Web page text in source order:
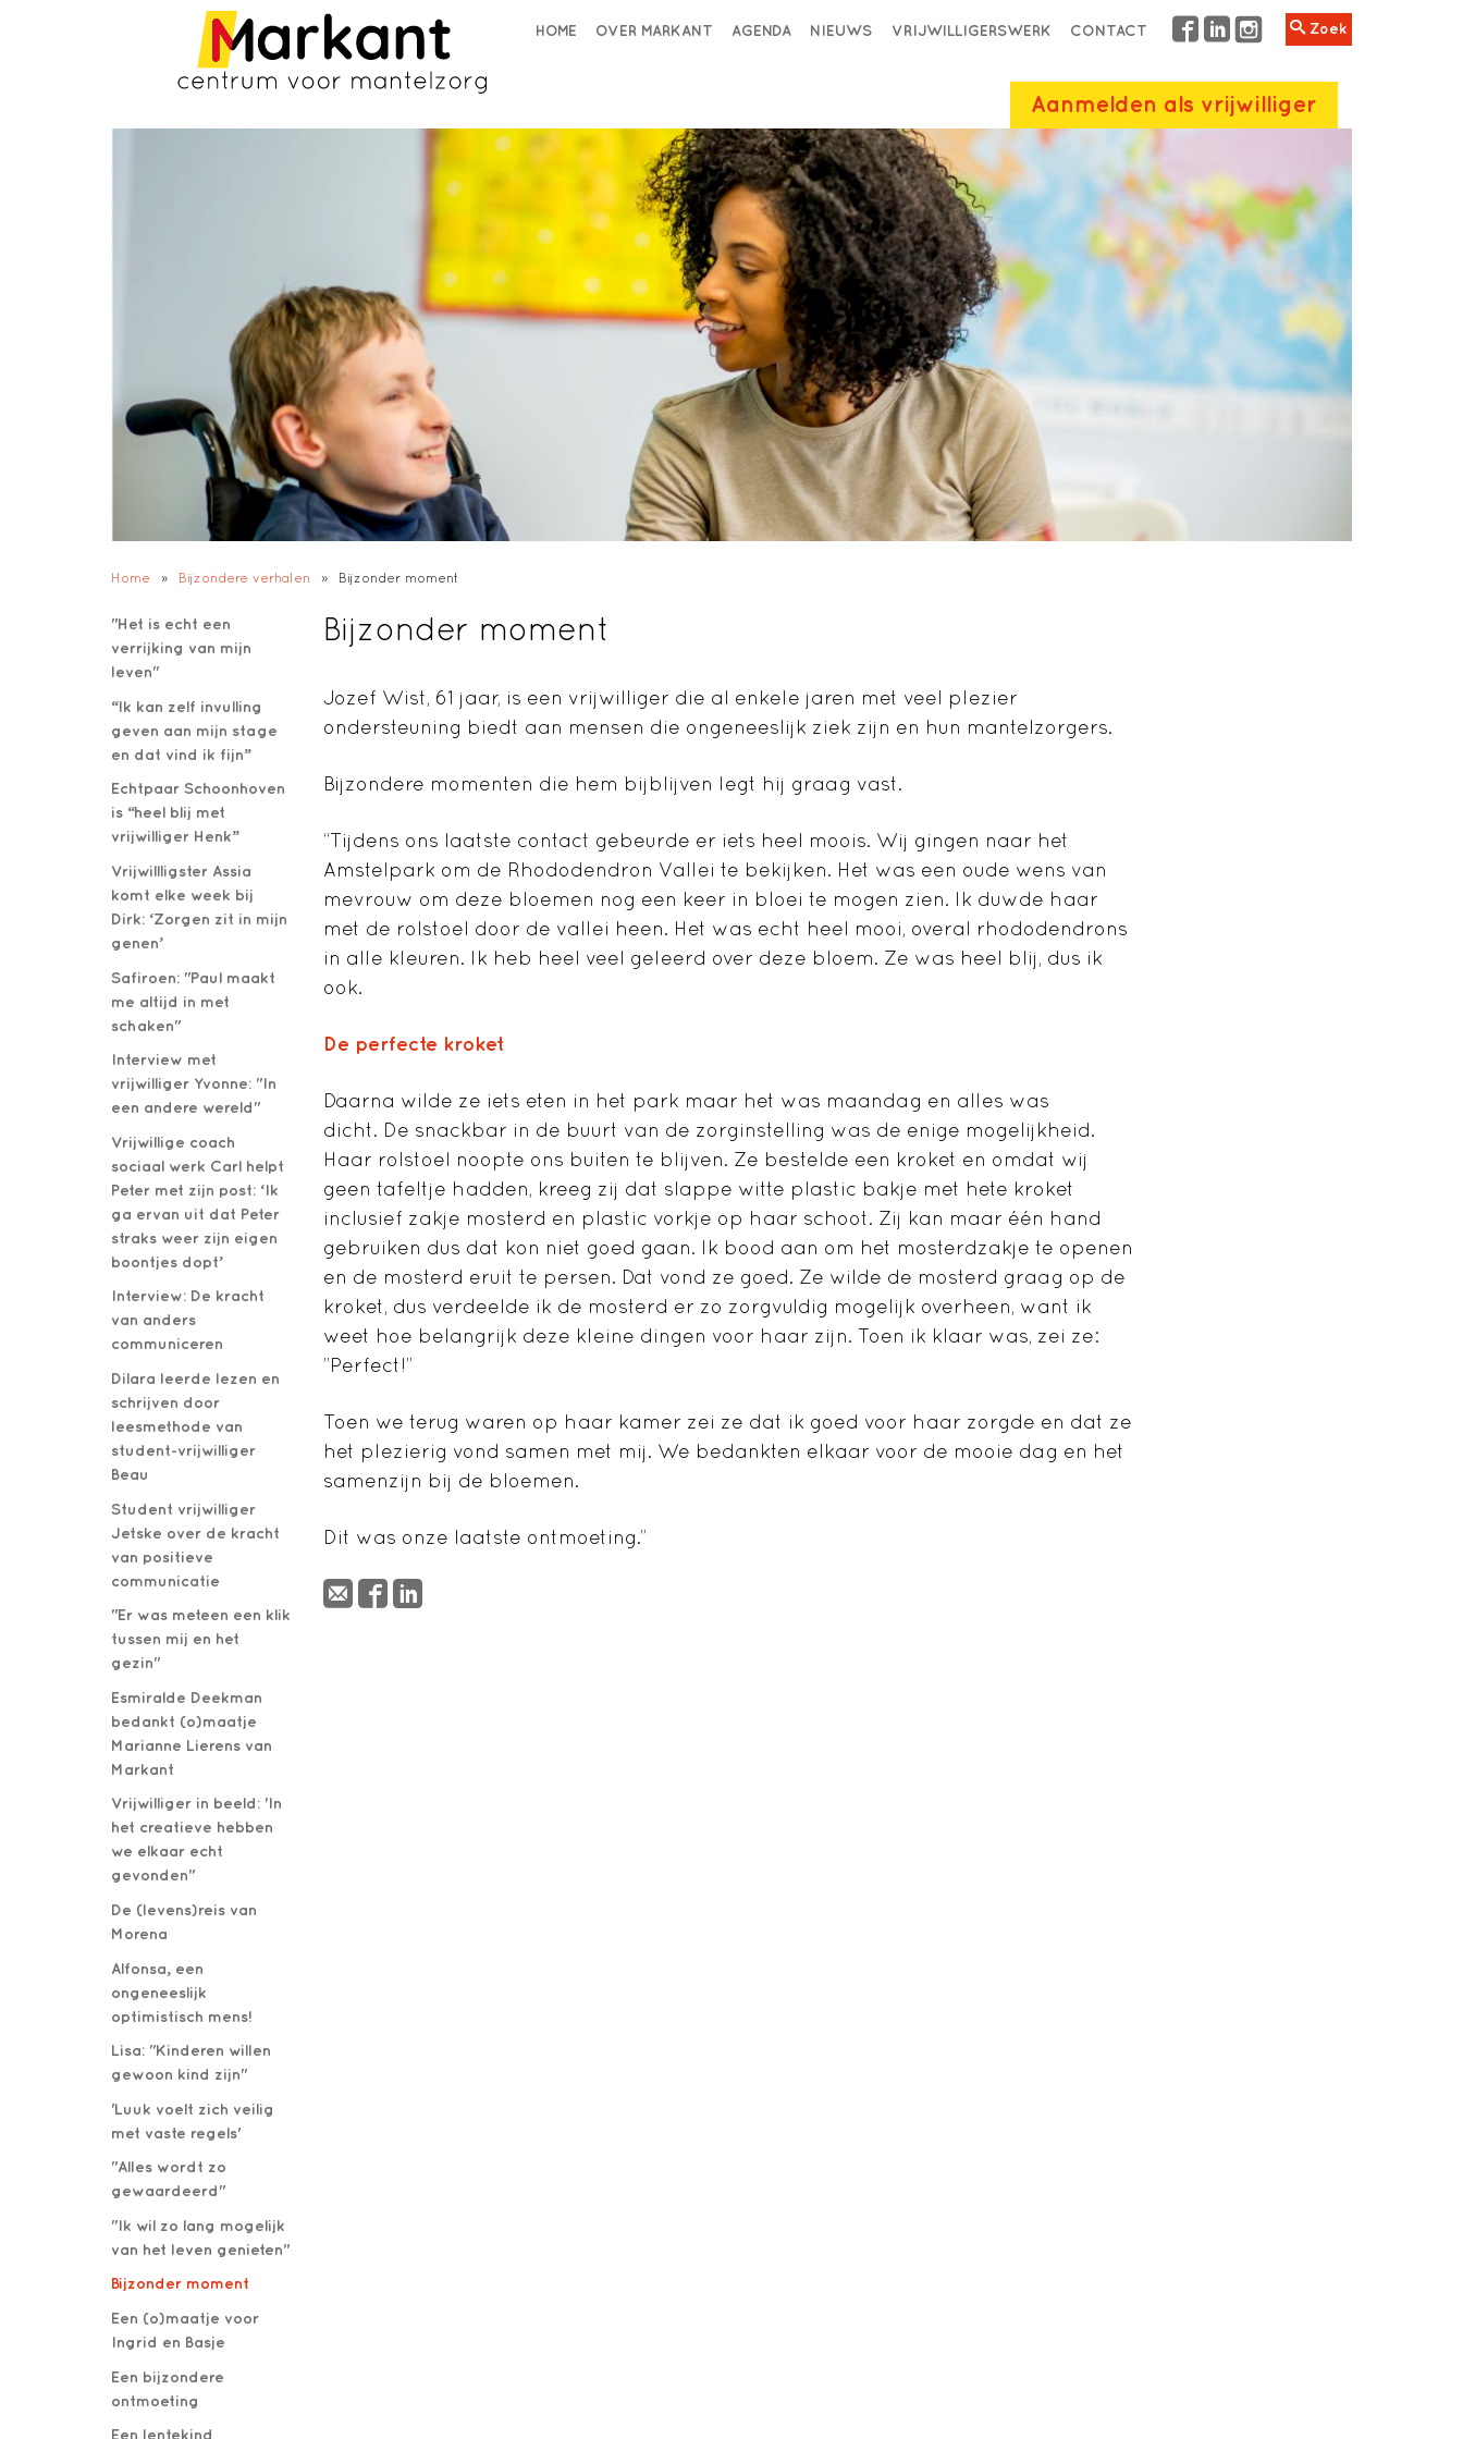
HOME OVER MARKANT AGENDA NIEUWS VRIJWILLIGERSWERK CONTACT Zoek
Aanmelden als vrijwilliger
Home » Bijzondere verhalen » Bijzonder moment
"Het is echt een
verrijking van mijn
leven"
“Ik kan zelf invulling
geven aan mijn stage
en dat vind ik fijn”
Echtpaar Schoonhoven
is “heel blij met
vrijwilliger Henk”
Vrijwillligster Assia
komt elke week bij
Dirk: ‘Zorgen zit in mijn
genen’
Safiroen: "Paul maakt
me altijd in met
schaken"
Interview met
vrijwilliger Yvonne: "In
een andere wereld"
Vrijwillige coach
sociaal werk Carl helpt
Peter met zijn post: ‘Ik
ga ervan uit dat Peter
straks weer zijn eigen
boontjes dopt’
Interview: De kracht
van anders
communiceren
Dilara leerde lezen en
schrijven door
leesmethode van
student-vrijwilliger
Beau
Student vrijwilliger
Jetske over de kracht
van positieve
communicatie
"Er was meteen een klik
tussen mij en het
gezin"
Esmiralde Deekman
bedankt (o)maatje
Marianne Lierens van
Markant
Vrijwilliger in beeld: 'In
het creatieve hebben
we elkaar echt
gevonden"
De (levens)reis van
Morena
Alfonsa, een
ongeneeslijk
optimistisch mens!
Lisa: "Kinderen willen
gewoon kind zijn"
'Luuk voelt zich veilig
met vaste regels'
"Alles wordt zo
gewaardeerd"
"Ik wil zo lang mogelijk
van het leven genieten"
Bijzonder moment
Een (o)maatje voor
Ingrid en Basje
Een bijzondere
ontmoeting
Een lentekind
Bijzonder moment
Jozef Wist, 61 jaar, is een vrijwilliger die al enkele jaren met veel plezier
ondersteuning biedt aan mensen die ongeneeslijk ziek zijn en hun mantelzorgers.
Bijzondere momenten die hem bijblijven legt hij graag vast.
“Tijdens ons laatste contact gebeurde er iets heel moois. Wij gingen naar het
Amstelpark om de Rhododendron Vallei te bekijken. Het was een oude wens van
mevrouw om deze bloemen nog een keer in bloei te mogen zien. Ik duwde haar
met de rolstoel door de vallei heen. Het was echt heel mooi, overal rhododendrons
in alle kleuren. Ik heb heel veel geleerd over deze bloem. Ze was heel blij, dus ik
ook.
De perfecte kroket
Daarna wilde ze iets eten in het park maar het was maandag en alles was
dicht. De snackbar in de buurt van de zorginstelling was de enige mogelijkheid.
Haar rolstoel noopte ons buiten te blijven. Ze bestelde een kroket en omdat wij
geen tafeltje hadden, kreeg zij dat slappe witte plastic bakje met hete kroket
inclusief zakje mosterd en plastic vorkje op haar schoot. Zij kan maar één hand
gebruiken dus dat kon niet goed gaan. Ik bood aan om het mosterdzakje te openen
en de mosterd eruit te persen. Dat vond ze goed. Ze wilde de mosterd graag op de
kroket, dus verdeelde ik de mosterd er zo zorgvuldig mogelijk overheen, want ik
weet hoe belangrijk deze kleine dingen voor haar zijn. Toen ik klaar was, zei ze:
”Perfect!”
Toen we terug waren op haar kamer zei ze dat ik goed voor haar zorgde en dat ze
het plezierig vond samen met mij. We bedankten elkaar voor de mooie dag en het
samenzijn bij de bloemen.
Dit was onze laatste ontmoeting.”